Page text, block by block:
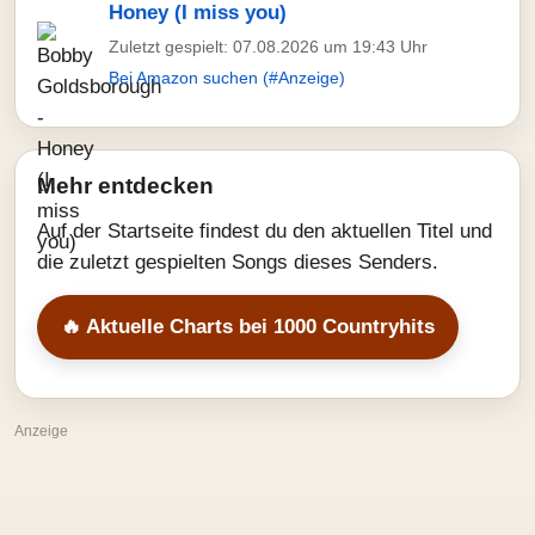
Honey (I miss you)
Zuletzt gespielt: 07.08.2026 um 19:43 Uhr
Bei Amazon suchen (#Anzeige)
Mehr entdecken
Auf der Startseite findest du den aktuellen Titel und
die zuletzt gespielten Songs dieses Senders.
🔥 Aktuelle Charts bei 1000 Countryhits
Anzeige